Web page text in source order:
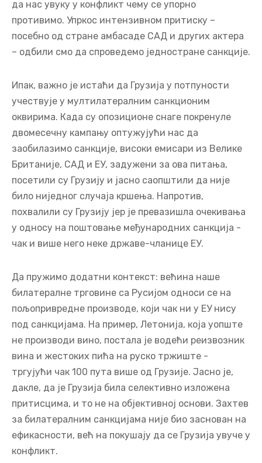
да нас увуку у конфликт чему се упорно
противимо. Упркос интензивном притиску –
посебно од стране амбасаде САД и других актера
– одбили смо да спроведемо једностране санкције.
Ипак, важно је истаћи да Грузија у потпуности
учествује у мултилатералним санкционим
оквирима. Када су опозиционе снаге покренуле
двомесечну кампању оптужујући нас да
заобилазимо санкције, високи емисари из Велике
Британије, САД и ЕУ, задужени за ова питања,
посетили су Грузију и јасно саопштили да није
било ниједног случаја кршења. Напротив,
похвалили су Грузију јер је превазишла очекивања
у односу на поштовање међународних санкција -
чак и више него неке државе-чланице ЕУ.
Да пружимо додатни контекст: већина наше
билатералне трговине са Русијом односи се на
пољопривредне производе, који чак ни у ЕУ нису
под санкцијама. На пример, Летонија, која уопште
не производи вино, постала је водећи реизвозник
вина и жестоких пића на руско тржиште -
тргујући чак 100 пута више од Грузије. Јасно је,
дакле, да је Грузија била селективно изложена
притисцима, и то не на објективној основи. Захтев
за билатералним санкцијама није био заснован на
ефикасности, већ на покушају да се Грузија увуче у
конфликт.